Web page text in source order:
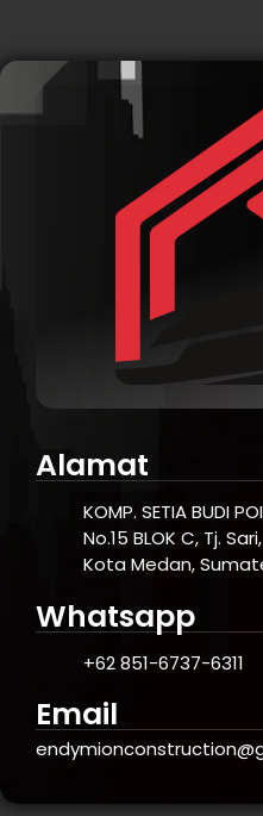
Alamat
KOMP. SETIA BUDI
No.15 BLOK C, Tj.
Kota Medan,
Whatsapp
+62 851-6737-6311
Email